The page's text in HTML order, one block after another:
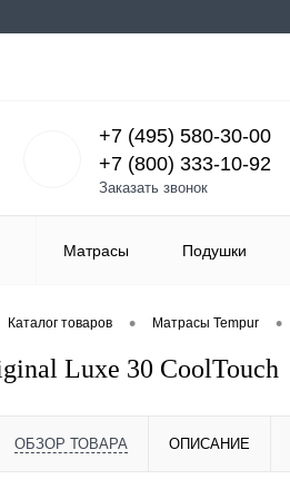
+7 (495) 580-30-00
+7 (800) 333-10-92
Заказать звонок
Матрасы Подушки
Каталог товаров • Матрасы Tempur •
Luxe 30 CoolTouch
ОБЗОР ТОВАРА ОПИСАНИЕ